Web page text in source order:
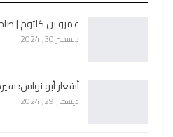
عمرو بن كلثوم |
ديسمبر 30, 2024
أشعار أبو نواس:
ديسمبر 29, 2024